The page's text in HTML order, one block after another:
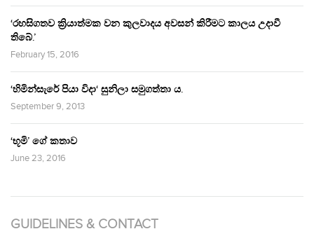
‘රහසිගතව ක්‍රියාත්මක වන කුලවාදය අවසන් කිරීමට කාලය උදාවී
තිබේ.’
February 15, 2016
‘හිමින්සැරේ පියා විදා‘ සුනිලා සමුගත්තා ය.
September 9, 2013
‘භූමි’ ගේ කතාව
June 23, 2016
GUIDELINES & CONTACT